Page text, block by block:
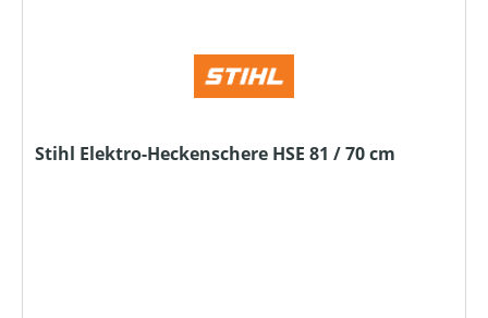
Stihl Elektro-Heckenschere HSE 81 / 70 cm